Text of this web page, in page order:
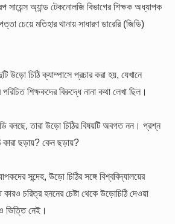
সায়েন্স অ্যান্ড টেকনোলজি বিভাগের শিক্ষক অধ্যাপক
চেয়ে মতিহার থানায় সাধারণ ডারেরি (জিডি)
উড়ো চিঠি ক্যাম্পাসে প্রচার করা হয়, যেখানে
পরিচিত শিক্ষকদের বিরুদ্ধে নানা কথা লেখা ছিল।
বডি বলছে, তারা উড়ো চিঠির বিষয়টি অবগত নন। প্রশ্ন
কারা ছড়ায়? কেন ছড়ায়?
সন্দেহ, উড়ো চিঠির সঙ্গে বিশ্ববিদ্যালয়ের
চরিত্র হননের চেষ্টা থেকে উড়োচিঠি দেওয়া
ভিত্তি নেই।